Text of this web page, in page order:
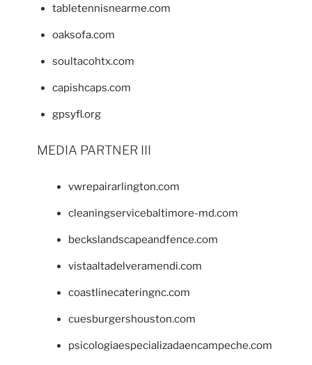
tabletennisnearme.com
oaksofa.com
soultacohtx.com
capishcaps.com
gpsyfl.org
MEDIA PARTNER III
vwrepairarlington.com
cleaningservicebaltimore-md.com
beckslandscapeandfence.com
vistaaltadelveramendi.com
coastlinecateringnc.com
cuesburgershouston.com
psicologiaespecializadaencampeche.com